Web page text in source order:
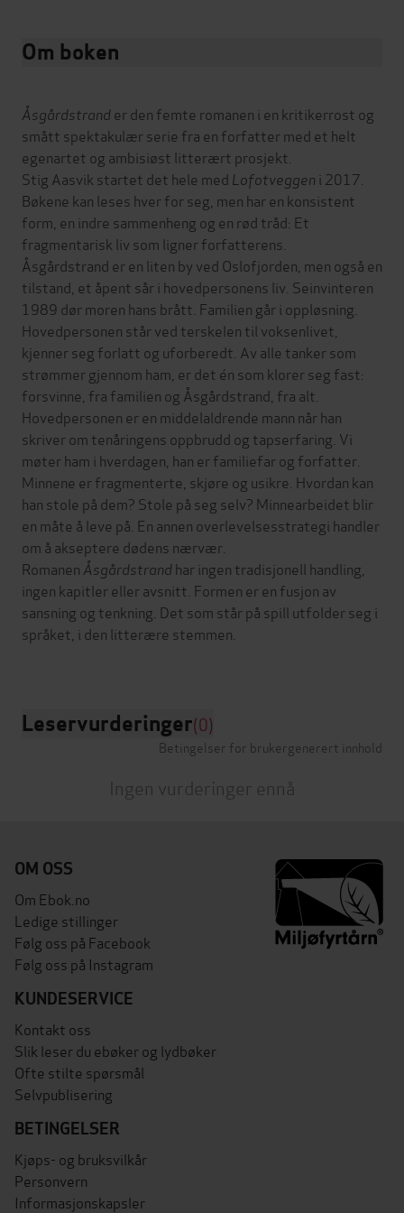
Om boken
Åsgårdstrander den femte romanen i en kritikerrost og
smått spektakulær serie fra en forfatter med et helt
egenartet og ambisiøst litterært prosjekt.
Stig Aasvik startet det hele med Lofotveggen i 2017.
Bøkene kan leses hver for seg, men har en konsistent
form, en indre sammenheng og en rød tråd: Et
fragmentarisk liv som ligner forfatterens.
Åsgårdstrand er en liten by ved Oslofjorden, men også en
tilstand, et åpent sår i hovedpersonens liv. Seinvinteren
1989 dør moren hans brått. Familien går i oppløsning.
Hovedpersonen står ved terskelen til voksenlivet,
kjenner seg forlatt og uforberedt. Av alle tanker som
strømmer gjennom ham, er det én som klorer seg fast:
forsvinne, fra familien og Åsgårdstrand, fra alt.
Hovedpersonen er en middelaldrende mann når han
skriver om tenåringens oppbrudd og tapserfaring. Vi
møter ham i hverdagen, han er familiefar og forfatter.
Minnene er fragmenterte, skjøre og usikre. Hvordan kan
han stole på dem? Stole på seg selv? Minnearbeidet blir
en måte å leve på. En annen overlevelsesstrategi handler
om å akseptere dødens nærvær.
Romanen Åsgårdstrandhar ingen tradisjonell handling,
ingen kapitler eller avsnitt. Formen er en fusjon av
sansning og tenkning. Det som står på spill utfolder seg i
språket, i den litterære stemmen.
Leservurderinger(0)
Betingelser for brukergenerert innhold
Ingen vurderinger ennå
OM OSS
Om Ebok.no
Ledige stillinger
Følg oss på Facebook
Følg oss på Instagram
KUNDESERVICE
Kontakt oss
Slik leser du ebøker og lydbøker
Ofte stilte spørsmål
Selvpublisering
BETINGELSER
Kjøps- og bruksvilkår
Personvern
Informasjonskapsler